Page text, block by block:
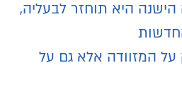
היא תוחזר לבעליה,
המזוודה אלא גם על